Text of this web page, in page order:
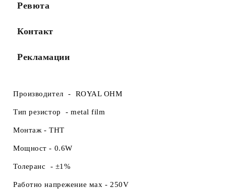
Ревюта
Контакт
Рекламации
Производител - ROYAL OHM
Тип резистор - metal film
Монтаж -THT
Мощност - 0.6W
Толеранс - ±1%
Работно напрежение маx - 250V